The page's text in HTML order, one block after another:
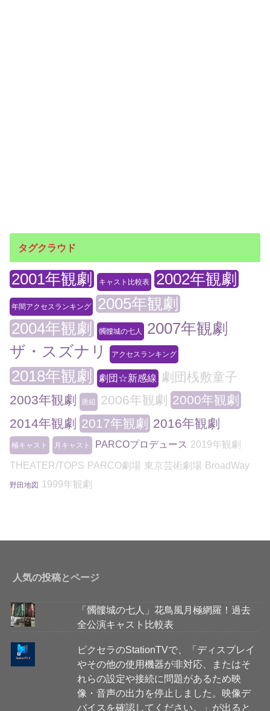
タグクラウド
2001年観劇 キャスト比較表 2002年観劇
年間アクセスランキング
2005年観劇
2004年観劇
髑髏城の七人
2007年観劇
ザ・スズナリ
アクセスランキング
2018年観劇 劇団☆新感線
劇団桟敷童子
2003年観劇
唐組 2006年観劇
2000年観劇
2014年観劇 2017年観劇 2016年観劇
極キャスト 月キャスト PARCOプロデュース 2019年観劇
THEATER/TOPS PARCO劇場 東京芸術劇場 BroadWay
野田地図 1999年観劇
人気の投稿とページ
「髑髏城の七人」花鳥風月極網羅！過去
全公演キャスト比較表
ピクセラのStationTVで、「ディスプレイ
やその他の使用機器が非対応、またはそ
れらの設定や接続に問題があるため映
像・音声の出力を停止しました。映像デ
バイスを確認してください。」が出ると